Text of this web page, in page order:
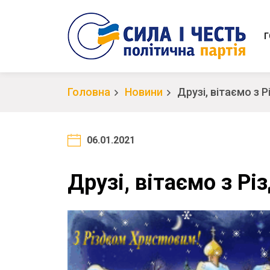
Головна Новини Друзі, вітаємо з
06.01.2021
Друзі, вітаємо з